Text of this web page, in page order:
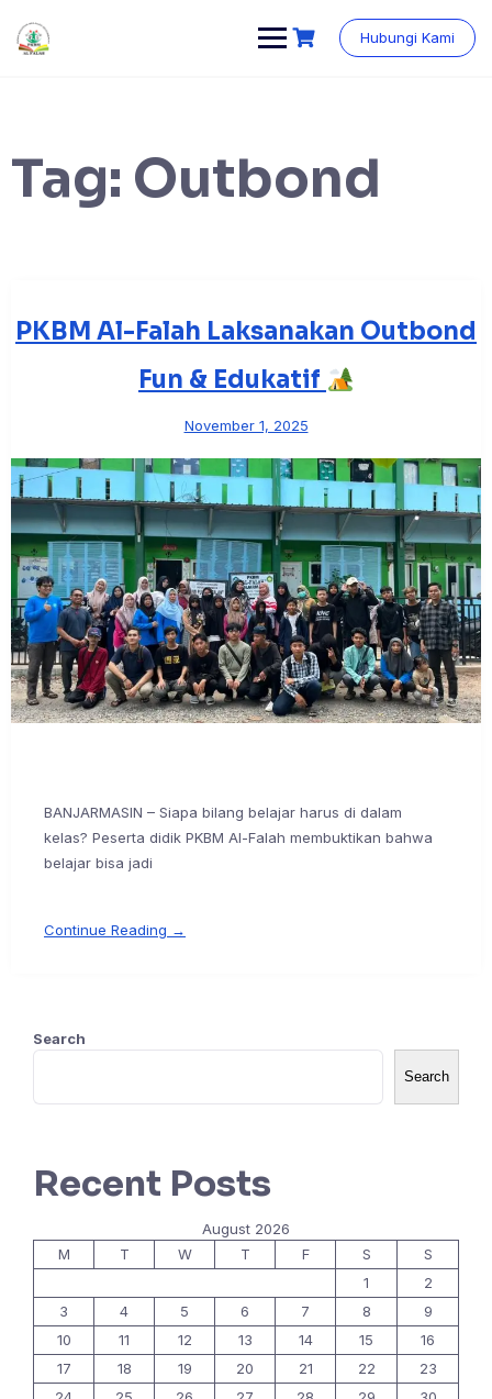
content
Hubungi Kami
Tag: Outbond
PKBM Al-Falah Laksanakan Outbond
Fun & Edukatif
November 1, 2025
BANJARMASIN – Siapa bilang belajar harus di dalam
kelas? Peserta didik PKBM Al-Falah membuktikan bahwa
belajar bisa jadi
Continue Reading →
Search
Search
Recent Posts
August 2026
M
T W T F S
S
1
2
3
4 5 6 7 8
9
10
11 12 13 14 15
16
17
18 19 20 21 22
23